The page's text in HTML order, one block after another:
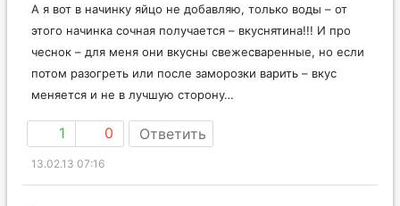
А я вот в начинку яйцо не добавляю, только воды – от
этого начинка сочная получается – вкуснятина!!! И про
чеснок – для меня они вкусны свежесваренные, но если
потом разогреть или после заморозки варить – вкус
меняется и не в лучшую сторону…
1 0 Ответить
13.02.13 07:16